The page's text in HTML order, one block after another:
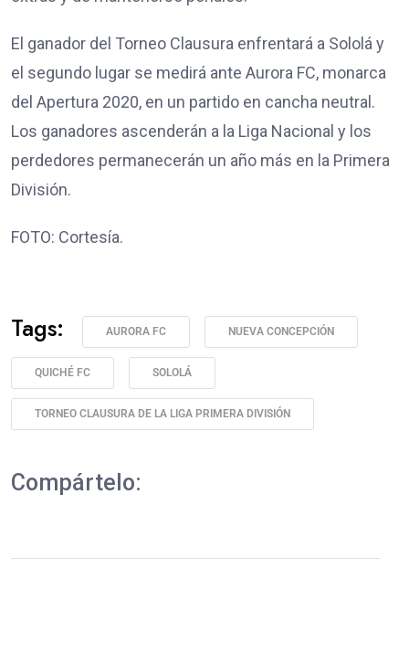
El ganador del Torneo Clausura enfrentará a Sololá y
el segundo lugar se medirá ante Aurora FC, monarca
del Apertura 2020, en un partido en cancha neutral.
Los ganadores ascenderán a la Liga Nacional y los
perdedores permanecerán un año más en la Primera
División.
FOTO: Cortesía.
Tags: AURORA FC NUEVA CONCEPCIÓN
QUICHÉ FC SOLOLÁ
TORNEO CLAUSURA DE LA LIGA PRIMERA DIVISIÓN
Compártelo: